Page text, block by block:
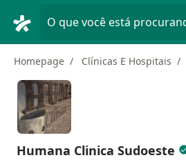
O que você está
Homepage Clínicas E Hospitais
Humana Clinica Sudoeste